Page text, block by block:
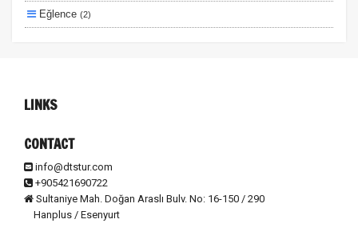
Eğlence (2)
LINKS
CONTACT
info@dtstur.com
+905421690722
Sultaniye Mah. Doğan Araslı Bulv. No: 16-150 / 290
Hanplus / Esenyurt